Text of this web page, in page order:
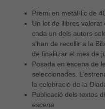
Premi en metàl·lic de
Un lot de llibres valorat
cada un dels autors
s’han de recollir a la
de finalitzar el mes de
Posada en escena de
seleccionades.
la celebració de la
Publicació dels textos
escena